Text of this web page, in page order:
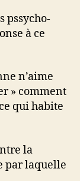
pssycho-
à ce
n’aime
» comment
qui habite
la
par laquelle